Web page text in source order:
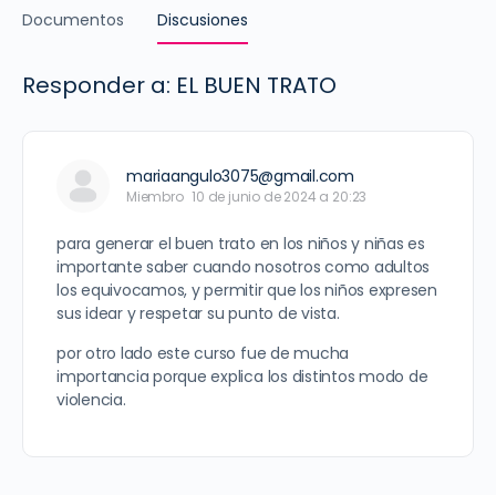
Documentos Discusiones
Responder a: EL BUEN TRATO
mariaangulo3075@gmail.com
Miembro 10 de junio de 2024 a 20:23
para generar el buen trato en los niños y niñas es
importante saber cuando nosotros como adultos
los equivocamos, y permitir que los niños expresen
sus idear y respetar su punto de vista.
por otro lado este curso fue de mucha
importancia porque explica los distintos modo de
violencia.